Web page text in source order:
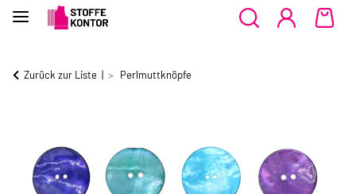
Zurück zur Liste Perlmuttknöpfe